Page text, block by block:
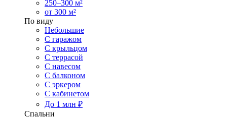
250–300 м²
от 300 м²
По виду
Небольшие
С гаражом
С крыльцом
С террасой
С навесом
С балконом
С эркером
С кабинетом
До 1 млн ₽
Спальни